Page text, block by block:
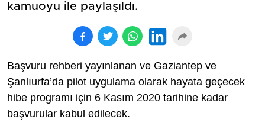
kamuoyu ile paylaşıldı.
Başvuru rehberi yayınlanan ve Gaziantep ve
Şanlıurfa’da pilot uygulama olarak hayata geçecek
hibe programı için 6 Kasım 2020 tarihine kadar
başvurular kabul edilecek.